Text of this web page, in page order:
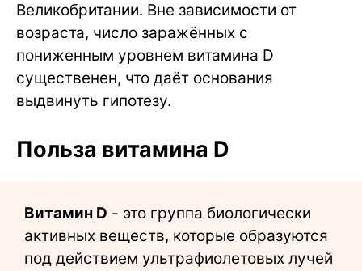
Великобритании. Вне зависимости от
возраста, число заражённых с
пониженным уровнем витамина D
существенен, что даёт основания
выдвинуть гипотезу.
Польза витамина D
Витамин D - это группа биологически
активных веществ, которые образуются
под действием ультрафиолетовых лучей